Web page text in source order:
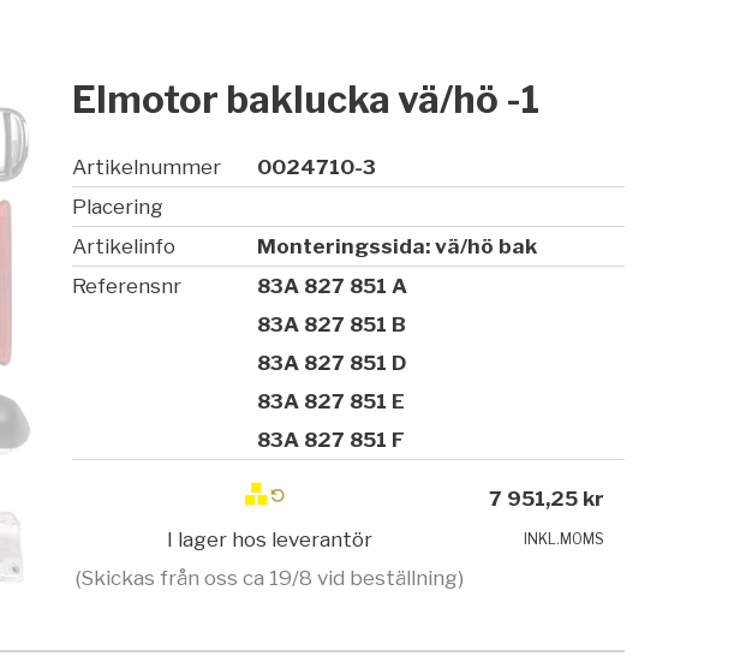
Elmotor baklucka vä/hö -1
Artikelnummer
0024710-3
Placering
Artikelinfo
Monteringssida: vä/hö bak
Referensnr
83A 827 851 A
83A 827 851 B
83A 827 851 D
83A 827 851 E
83A 827 851 F
I lager hos leverantör
(Skickas från oss ca 19/8 vid beställning)
7 951,25 kr
INKL.MOMS